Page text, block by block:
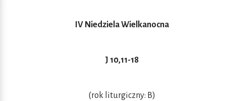
IV Niedziela Wielkanocna
J 10,11-18
(rok liturgiczny: B)